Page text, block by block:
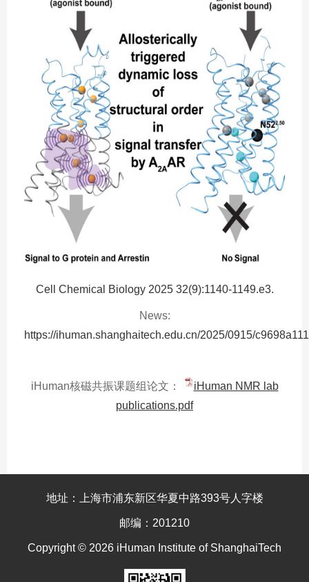
Cell Chemical Biology 2025 32(9):1140-1149.e3.
News:
https://ihuman.shanghaitech.edu.cn/2025/0915/
iHuman核磁共振课题组论文：
iHuman NMR lab
publications.pdf
地址：上海市浦东新区华夏中路393号人字楼
邮编：201210
Copyright © 2026 iHuman Institute of ShanghaiTech